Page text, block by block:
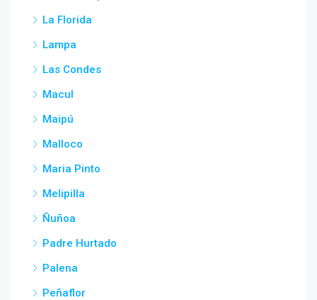
La Florida
Lampa
Las Condes
Macul
Maipú
Malloco
Maria Pinto
Melipilla
Ñuñoa
Padre Hurtado
Palena
Peñaflor